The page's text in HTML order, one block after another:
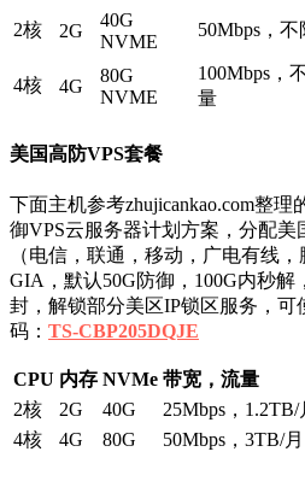
2核 2G
40G
NVME
50Mbps，
4核 4G
80G
NVME
100Mbps，
量
美国高防VPS套餐
下面主机参考zhujicankao.com整
御VPS云服务器计划方案，分配美
（电信，联通，移动，广电有线
GIA，默认50G防御，100G内秒解
封，解锁部分美区IP锁区服务，可
码： TS-CBP205DQJE
CPU 内存 NVMe 带宽，流量
2核
2G 40G 25Mbps，1.2TB/
4核
4G 80G 50Mbps，3TB/月